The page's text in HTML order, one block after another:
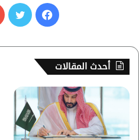
س
ب
و
ك
أحدث المقالات